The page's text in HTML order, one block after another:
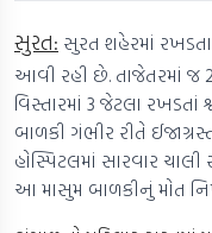
સુરત: સુરત શહેરમાં
આવી રહી છે. તાજેતરમાં જ
વિસ્તારમાં 3 જેટલા રખડતાં
બાળકી ગંભીર રીતે
હોસ્પિટલમાં સારવાર
આ માસુમ બાળકીનું મોત